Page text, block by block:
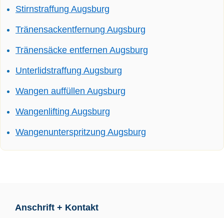
Stirnstraffung Augsburg
Tränensackentfernung Augsburg
Tränensäcke entfernen Augsburg
Unterlidstraffung Augsburg
Wangen auffüllen Augsburg
Wangenlifting Augsburg
Wangenunterspritzung Augsburg
Anschrift + Kontakt